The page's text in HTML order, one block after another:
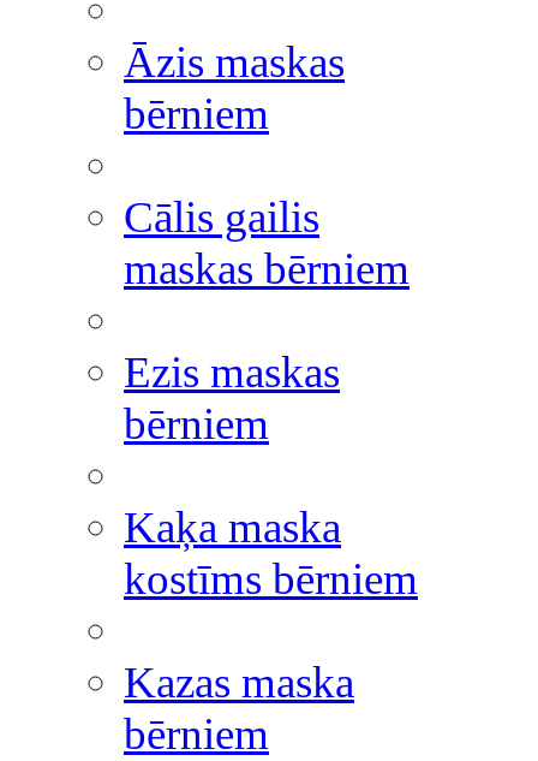
Āzis maskas
bērniem
Cālis gailis
maskas bērniem
Ezis maskas
bērniem
Kaķa maska
kostīms bērniem
Kazas maska
bērniem